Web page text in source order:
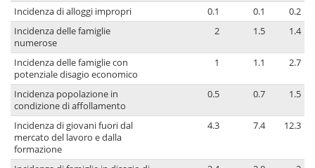
Incidenza di alloggi impropri 0.1 0.1
0.2
Incidenza delle famiglie
numerose
2 1.5 1.4
Incidenza delle famiglie con
potenziale disagio economico
1 1.1 2.7
Incidenza popolazione in
condizione di affollamento
0.5 0.7 1.5
Incidenza di giovani fuori dal
mercato del lavoro e dalla
formazione
4.3 7.4 12.3